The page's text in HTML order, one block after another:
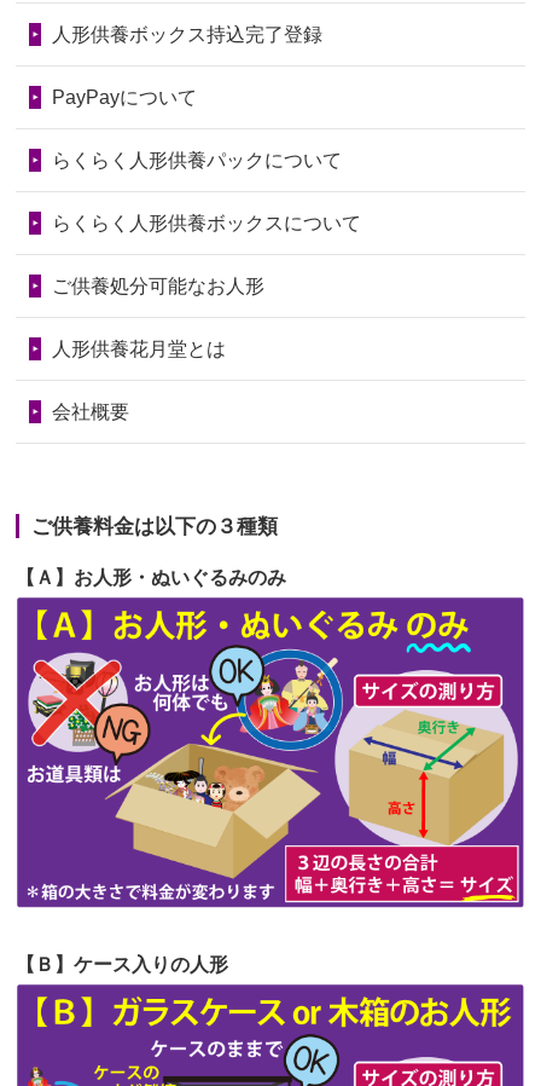
ので、お願...
いたことが...
2026/06/28老後のことを考え体力のあるうちに身
2026/06/28人形たちに これまで本当にありがとう
天...
2026/06/24今は亡き両親が孫（私の子供）の初節
句に贈って...
が伸びた時...
2026/06/22
娘の初めてのひな祭りにあわせて、娘
の祖父母か...
2026/06/20
雛人形をお道具も含め一式で引き取っ
てくださる...
第75回人形供養祭令和7年1月17日(金)
第73回人形供養祭令和6年10月17日(木)
第71回人形供養祭令和6年8月1日(木)
第70回人形供養祭令和6年6月21日(金)
第68回人形供養祭令和6年3月22日(金)
第65回人形供養祭令和5年11月09日(木)
第64回人形供養祭令和5年9月21日(木)
第63回人形供養祭 令和5年8月1日(火)
第62回人形供養祭令和5年6月21日(水)
第61回人形供養祭 令和5年5月19日(金)
第60回人形供養祭令和5年3月28日(火)
第59回人形供養祭 令和5年2月10日(金)
第58回人形供養祭令和5年12月21日(水)
第56回人形供養祭 令和4年10月19日(水)
第55回人形供養祭令和4年9月8日(木)
人形供養ボックス持込完了登録
PayPayについて
らくらく人形供養パックについて
らくらく人形供養ボックスについて
ご供養処分可能なお人形
人形供養花月堂とは
会社概要
ご供養料金は以下の３種類
【Ａ】お人形・ぬいぐるみのみ
【Ｂ】ケース入りの人形